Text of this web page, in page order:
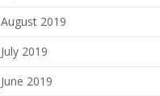
August 2019
July 2019
June 2019